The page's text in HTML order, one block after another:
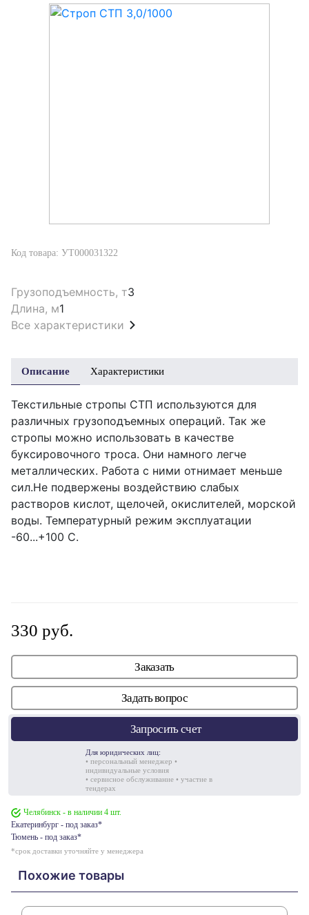
Код товара: УТ000031322
Грузоподъемность, т3
Длина, м1
Все характеристики
Описание Характеристики
Текстильные стропы СТП используются для
различных грузоподъемных операций. Так же
стропы можно использовать в качестве
буксировочного троса. Они намного легче
металлических. Работа с ними отнимает меньше
сил.Не подвержены воздействию слабых
растворов кислот, щелочей, окислителей, морской
воды. Температурный режим эксплуатации
-60...+100 С.
330 руб.
Заказать
Задать вопрос
Запросить счет
Для юридических лиц:
• персональный менеджер •
индивидуальные условия
• сервисное обслуживание • участие в
тендерах
Челябинск - в наличии 4 шт.
Екатеринбург - под заказ*
Тюмень - под заказ*
*срок доставки уточняйте у менеджера
Похожие товары